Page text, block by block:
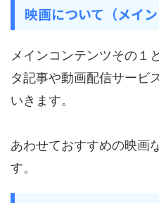
映画について（メイン
メインコンテンツその１
タ記事や動画配信サービ
いきます。
あわせておすすめの映画
す。